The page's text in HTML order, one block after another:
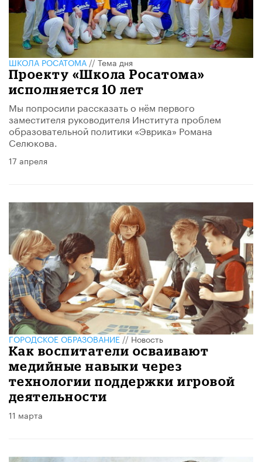
ШКОЛА РОСАТОМА//Тема дня
Проекту «Школа Росатома»
исполняется 10 лет
Мы попросили рассказать о нём первого
заместителя руководителя Института проблем
образовательной политики «Эврика» Романа
Селюкова.
17 апреля
ГОРОДСКОЕ ОБРАЗОВАНИЕ//Новость
Как воспитатели осваивают
медийные навыки через
технологии поддержки игровой
деятельности
11 марта